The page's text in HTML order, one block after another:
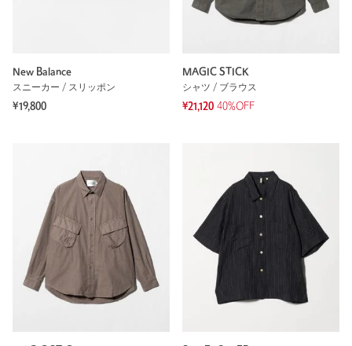
New Balance
スニーカー / スリッポン
¥19,800
MAGIC STICK
シャツ / ブラウス
¥21,120 40%OFF